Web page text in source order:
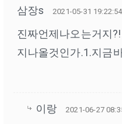
삼장s 2021-05-31 19:22:54
진짜언제나오는거지
지나올것인가.1.지금
이랑 2021-06-27